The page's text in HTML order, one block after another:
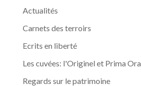
Actualités
Carnets des terroirs
Ecrits en liberté
Les cuvées: l'Originel et Prima Ora
Regards sur le patrimoine